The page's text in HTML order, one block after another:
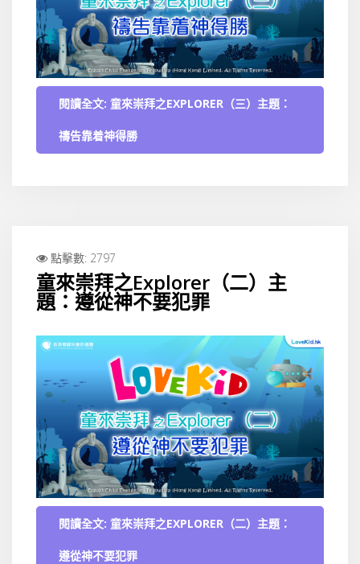
閱讀全文: 童來崇拜之EXPLORER（三）主題：
禱告靠着神得勝
點擊數: 2797
童來崇拜之Explorer（二）主
題：遵從神不要犯罪
閱讀全文: 童來崇拜之EXPLORER（二）主題：
遵從神不要犯罪